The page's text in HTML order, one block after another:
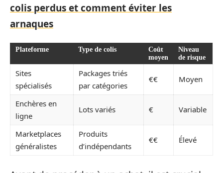
colis perdus et comment éviter les
arnaques
Plateforme Type de colis
Coût
moyen
Niveau
de risque
Sites
spécialisés
Packages triés
par catégories
€€ Moyen
Enchères en
ligne
Lots variés € Variable
Marketplaces
généralistes
Produits
d’indépendants
€€ Élevé